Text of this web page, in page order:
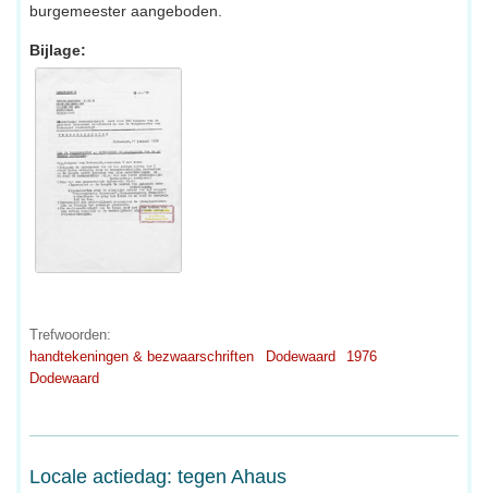
burgemeester aangeboden.
Bijlage:
Trefwoorden:
handtekeningen & bezwaarschriften
Dodewaard
1976
Dodewaard
Locale actiedag: tegen Ahaus